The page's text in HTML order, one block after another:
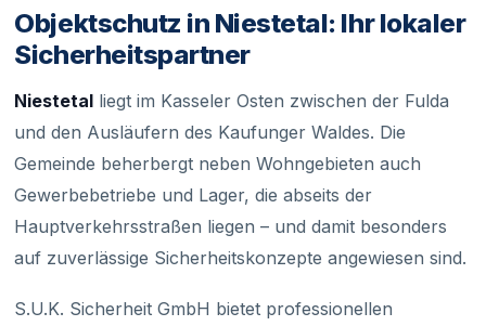
Objektschutz in Niestetal: Ihr lokaler
Sicherheitspartner
Niestetal liegt im Kasseler Osten zwischen der Fulda
und den Ausläufern des Kaufunger Waldes. Die
Gemeinde beherbergt neben Wohngebieten auch
Gewerbebetriebe und Lager, die abseits der
Hauptverkehrsstraßen liegen – und damit besonders
auf zuverlässige Sicherheitskonzepte angewiesen sind.
S.U.K. Sicherheit GmbH bietet professionellen